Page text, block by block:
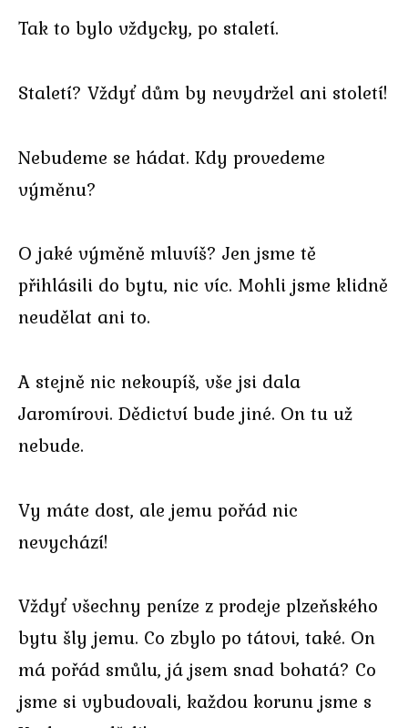
Tak to bylo vždycky, po staletí.
Staletí? Vždyť dům by nevydržel ani století!
Nebudeme se hádat. Kdy provedeme
výměnu?
O jaké výměně mluvíš? Jen jsme tě
přihlásili do bytu, nic víc. Mohli jsme klidně
neudělat ani to.
A stejně nic nekoupíš, vše jsi dala
Jaromírovi. Dědictví bude jiné. On tu už
nebude.
Vy máte dost, ale jemu pořád nic
nevychází!
Vždyť všechny peníze z prodeje plzeňského
bytu šly jemu. Co zbylo po tátovi, také. On
má pořád smůlu, já jsem snad bohatá? Co
jsme si vybudovali, každou korunu jsme s